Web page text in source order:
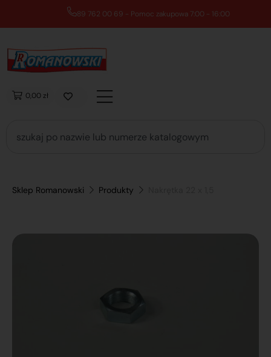
89 762 00 69 - Pomoc zakupowa 7:00 - 16:00
0,00 zł
Sklep Romanowski Produkty